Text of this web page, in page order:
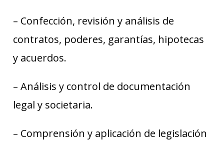
– Confección, revisión y análisis de
contratos, poderes, garantías, hipotecas
y acuerdos.
– Análisis y control de documentación
legal y societaria.
– Comprensión y aplicación de legislación